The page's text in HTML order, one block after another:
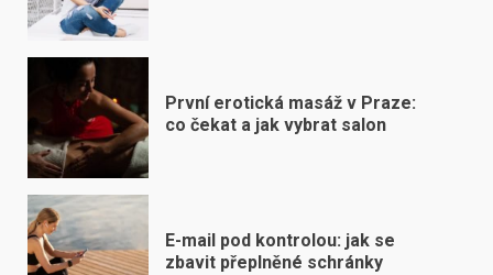
První erotická masáž v Praze:
co čekat a jak vybrat salon
E-mail pod kontrolou: jak se
zbavit přeplněné schránky